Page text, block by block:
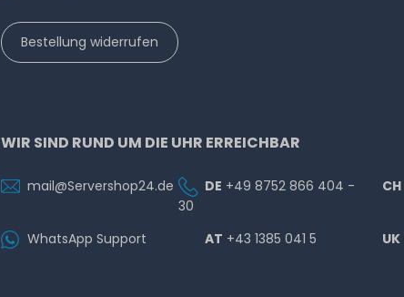
Bestellung widerrufen
WIR SIND RUND UM DIE UHR ERREICHBAR
mail@Servershop24.de DE +49 8752 866 404 -
30
CH
WhatsApp Support AT +43 1385 041 5 UK